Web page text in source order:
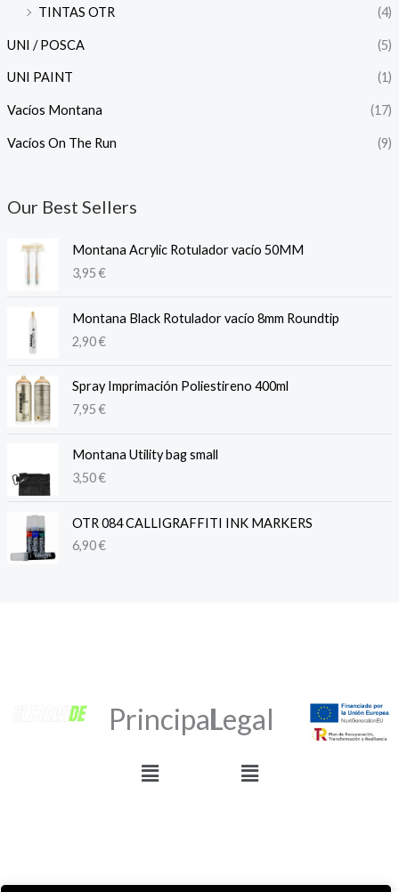
TINTAS OTR
(4)
UNI / POSCA (5)
UNI PAINT (1)
Vacíos Montana (17)
Vacíos On The Run (9)
Our Best Sellers
Montana Acrylic Rotulador vacío 50MM
3,95€
Montana Black Rotulador vacío 8mm Roundtip
2,90€
Spray Imprimación Poliestireno 400ml
7,95€
Montana Utility bag small
3,50€
OTR 084 CALLIGRAFFITI INK MARKERS
6,90€
Principal
Menú
Legal
Menú